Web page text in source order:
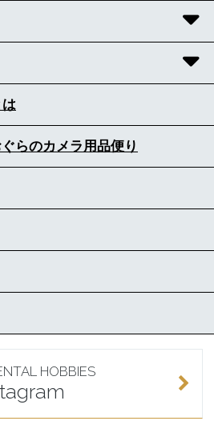
らのカメラ用品便り
HOBBIES